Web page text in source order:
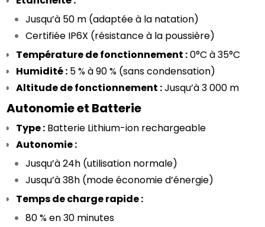
Jusqu’à 50 m (adaptée à la natation)
Certifiée IP6X (résistance à la poussière)
Température de fonctionnement : 0°C à 35°C
Humidité : 5 % à 90 % (sans condensation)
Altitude de fonctionnement : Jusqu’à 3 000 m
Autonomie et Batterie
Type : Batterie Lithium-ion rechargeable
Autonomie :
Jusqu’à 24h (utilisation normale)
Jusqu’à 38h (mode économie d’énergie)
Temps de charge rapide :
80 % en 30 minutes